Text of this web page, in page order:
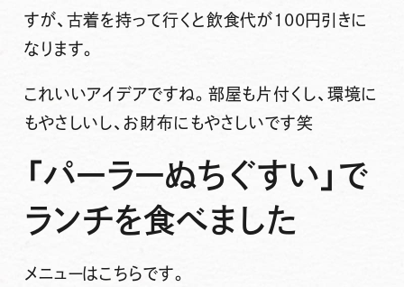
すが、古着を持って行くと飲食代が100円引きに
なります。
これいいアイデアですね。部屋も片付くし、環境に
もやさしいし、お財布にもやさしいです笑
「パーラーぬちぐすい」で
ランチを食べました
メニューはこちらです。